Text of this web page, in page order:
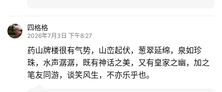
四格格
2026年7月3日 下午8:27
药山牌楼很有气势，山峦起伏，葱翠延绵，泉如珍
珠，水声潺潺，既有神话之美，又有皇家之幽，加之
笔友同游，谈笑风生，不亦乐乎也。